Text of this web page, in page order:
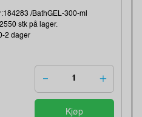
/BathGEL-300-ml
stk på lager.
2 dager
Kjøp